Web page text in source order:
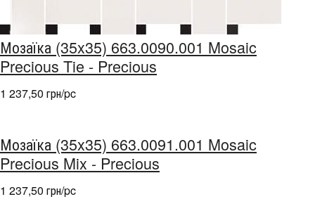
Мозаїка (35x35) 663.0090.001 Mosaic
Precious Tie - Precious
1 237,50 грн/pc
Мозаїка (35x35) 663.0091.001 Mosaic
Precious Mix - Precious
1 237,50 грн/pc